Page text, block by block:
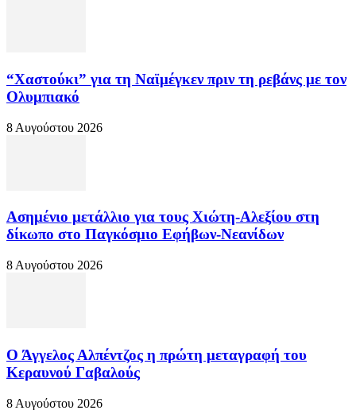
“Χαστούκι” για τη Ναϊμέγκεν πριν τη ρεβάνς με τον
Ολυμπιακό
8 Αυγούστου 2026
Ασημένιο μετάλλιο για τους Χιώτη-Αλεξίου στη
δίκωπο στο Παγκόσμιο Εφήβων-Νεανίδων
8 Αυγούστου 2026
Ο Άγγελος Αλπέντζος η πρώτη μεταγραφή του
Κεραυνού Γαβαλούς
8 Αυγούστου 2026